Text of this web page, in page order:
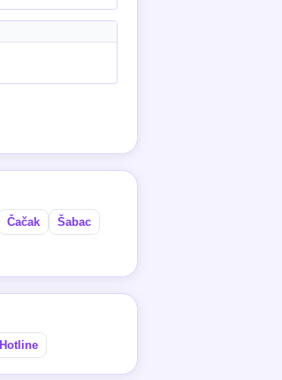
Čačak
Šabac
Hotline